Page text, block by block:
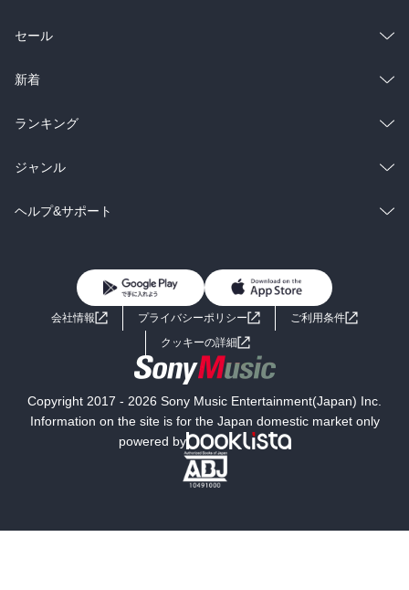
総合
ラノベ
雑誌・グラビア
BL・TL
セール
総合
ラノベ
雑誌・グラビア
BL・TL
新着
総合
ラノベ
雑誌・グラビア
ランキング
総合
ラノベ
ジャンル
コミック
ライトノベル 男子向けラノベ
小説
海外小説
ミステリー SF
文学
ヘルプ&サポート
よくあるご質問 お問い合わせ
会社情報 プライバシーポリシー
ご利用条件
クッキーの詳細
Copyright 2017 - 2026 Sony Music Entertainment(Japan) Inc.
Information on the site is for the Japan domestic market only
powered by